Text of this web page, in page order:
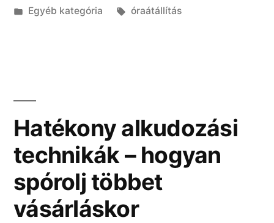
idő,
Kategória:
Egyéb kategória Címke:
óraátállítás
Hatékony alkudozási
technikák – hogyan
spórolj többet
vásárláskor